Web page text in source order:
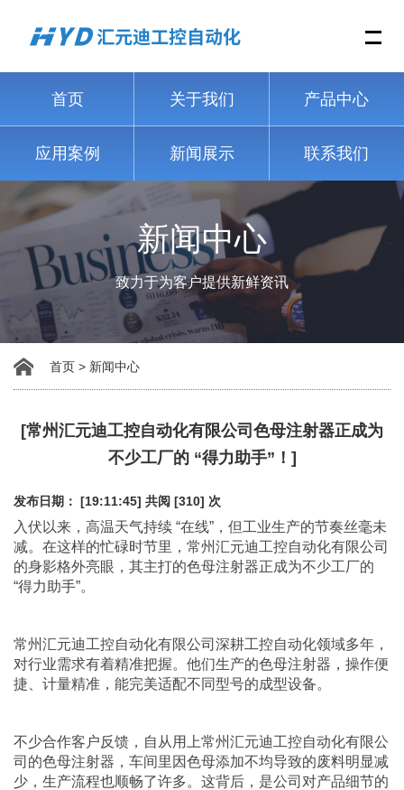
首页 关于我们 产品中心
应用案例 新闻展示 联系我们
新闻中心
致力于为客户提供新鲜资讯
首页 > 新闻中心
[常州汇元迪工控自动化有限公司色母注射器正成为
不少工厂的 “得力助手”！]
发布日期： [19:11:45] 共阅 [310] 次
入伏以来，高温天气持续 “在线”，但工业生产的节奏丝毫未
减。在这样的忙碌时节里，常州汇元迪工控自动化有限公司
的身影格外亮眼，其主打的色母注射器正成为不少工厂的
“得力助手”。
常州汇元迪工控自动化有限公司深耕工控自动化领域多年，
对行业需求有着精准把握。他们生产的色母注射器 ，操作便
捷、计量精准，能完美适配不同型号的成型设备。
不少合作客户反馈，自从用上常州汇元迪工控自动化有限公
司的色母注射器 ，车间里因色母添加不均导致的废料明显减
少，生产流程也顺畅了许多。这背后，是公司对产品细节的